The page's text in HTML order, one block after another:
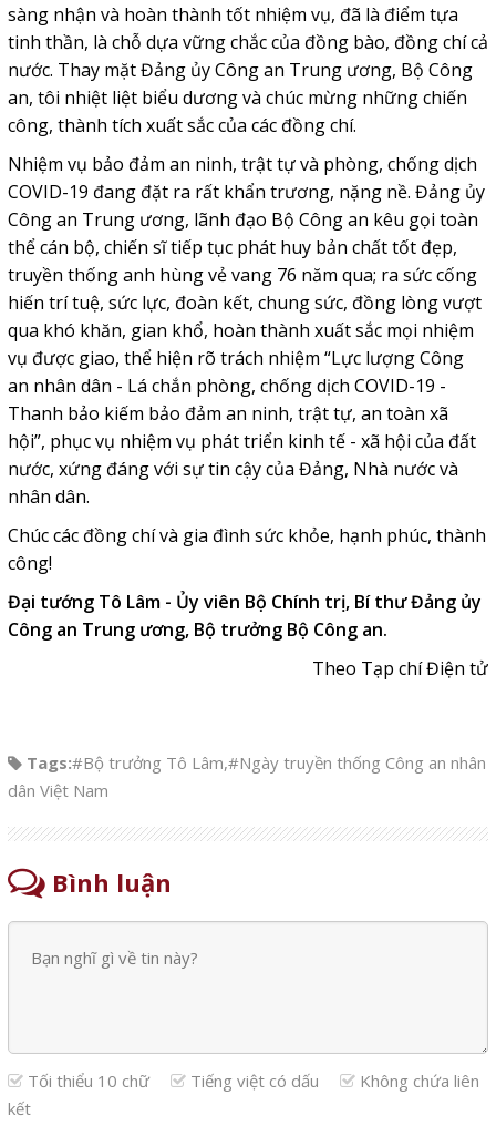
sàng nhận và hoàn thành tốt nhiệm vụ, đã là điểm tựa
tinh thần, là chỗ dựa vững chắc của đồng bào, đồng chí cả
nước. Thay mặt Đảng ủy Công an Trung ương, Bộ Công
an, tôi nhiệt liệt biểu dương và chúc mừng những chiến
công, thành tích xuất sắc của các đồng chí.
Nhiệm vụ bảo đảm an ninh, trật tự và phòng, chống dịch
COVID-19 đang đặt ra rất khẩn trương, nặng nề. Đảng ủy
Công an Trung ương, lãnh đạo Bộ Công an kêu gọi toàn
thể cán bộ, chiến sĩ tiếp tục phát huy bản chất tốt đẹp,
truyền thống anh hùng vẻ vang 76 năm qua; ra sức cống
hiến trí tuệ, sức lực, đoàn kết, chung sức, đồng lòng vượt
qua khó khăn, gian khổ, hoàn thành xuất sắc mọi nhiệm
vụ được giao, thể hiện rõ trách nhiệm “Lực lượng Công
an nhân dân - Lá chắn phòng, chống dịch COVID-19 -
Thanh bảo kiếm bảo đảm an ninh, trật tự, an toàn xã
hội”, phục vụ nhiệm vụ phát triển kinh tế - xã hội của đất
nước, xứng đáng với sự tin cậy của Đảng, Nhà nước và
nhân dân.
Chúc các đồng chí và gia đình sức khỏe, hạnh phúc, thành
công!
Đại tướng Tô Lâm - Ủy viên Bộ Chính trị, Bí thư Đảng ủy
Công an Trung ương, Bộ trưởng Bộ Công an.
Theo Tạp chí Điện tử
Tags:#Bộ trưởng Tô Lâm,#Ngày truyền thống Công an nhân
dân Việt Nam
Bình luận
Tối thiểu 10 chữ Tiếng việt có dấu
Không chứa liên
kết